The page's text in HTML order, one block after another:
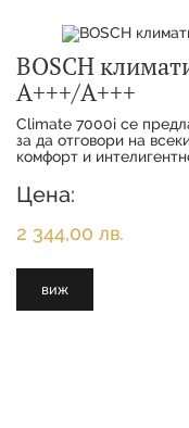
BOSCH
А+++/А+++
Climate 7000i се
за да отговори на
комфорт и
Цена:
2 344,00 лв.
виж